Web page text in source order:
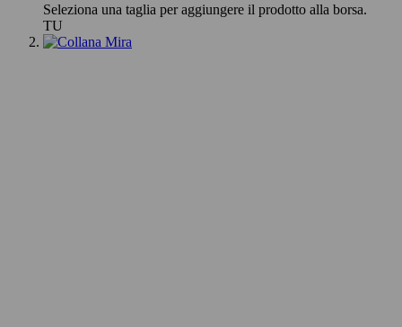
Seleziona una taglia per aggiungere il prodotto alla borsa.
TU